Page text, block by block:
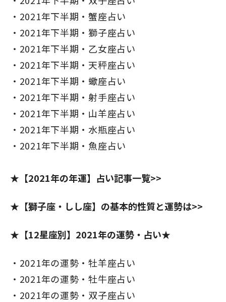
2021年下半期・蟹座占い
2021年下半期・獅子座占い
2021年下半期・乙女座占い
2021年下半期・天秤座占い
2021年下半期・蠍座占い
2021年下半期・射手座占い
2021年下半期・山羊座占い
2021年下半期・水瓶座占い
2021年下半期・魚座占い
★ 【2021年の年運】占い記事一覧>>
★【獅子座・しし座】の基本的性質と運勢は>>
★【12星座別】2021年の運勢・占い★
2021年の運勢・牡羊座占い
2021年の運勢・牡牛座占い
2021年の運勢・双子座占い